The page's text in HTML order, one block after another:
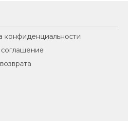
конфиденциальности
соглашение